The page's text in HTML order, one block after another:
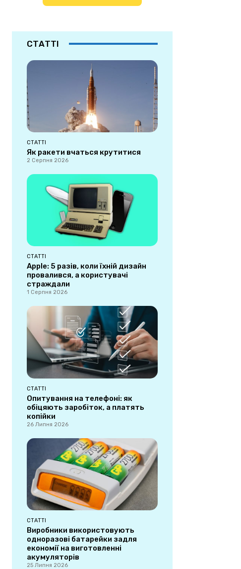
СТАТТІ
СТАТТІ
Як ракети вчаться крутитися
2 Серпня 2026
СТАТТІ
Apple: 5 разів, коли їхній дизайн
провалився, а користувачі
страждали
1 Серпня 2026
СТАТТІ
Опитування на телефоні: як
обіцяють заробіток, а платять
копійки
26 Липня 2026
СТАТТІ
Виробники використовують
одноразові батарейки задля
економії на виготовленні
акумуляторів
25 Липня 2026